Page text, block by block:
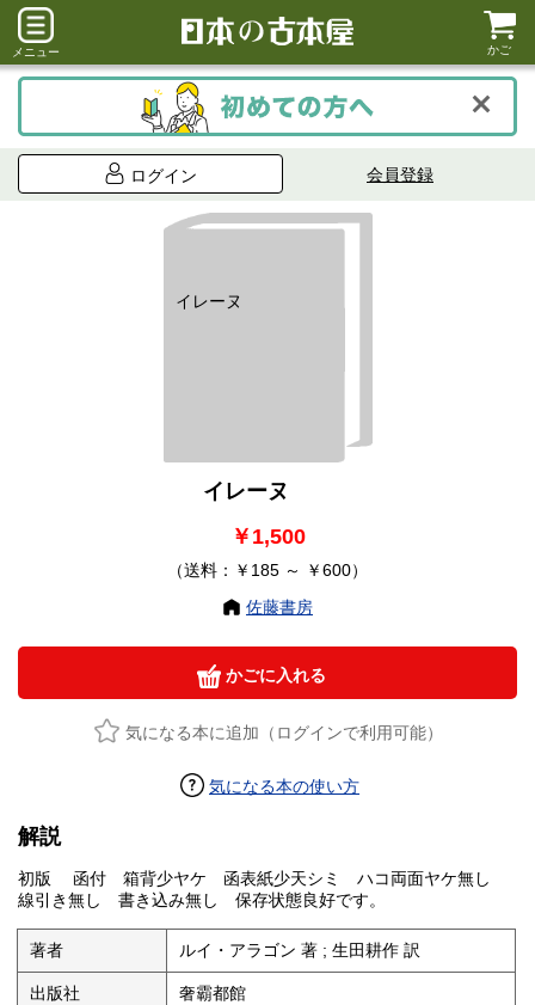
メニュー かご
ログイン 会員登録
イレーヌ
イレーヌ
￥1,500
（送料：￥185 ～ ￥600）
佐藤書房
かごに入れる
気になる本に追加（ログインで利用可能）
気になる本の使い方
解説
初版 函付 箱背少ヤケ 函表紙少天シミ ハコ両面ヤケ無し
線引き無し 書き込み無し 保存状態良好です。
著者 ルイ・アラゴン 著 ; 生田耕作 訳
出版社 奢霸都館